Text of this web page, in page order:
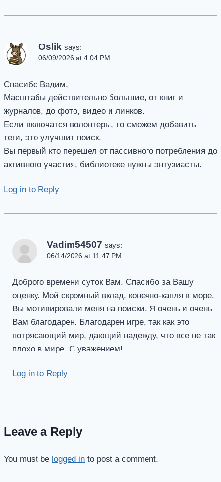
Oslik says:
06/09/2026 at 4:04 PM
Спасибо Вадим,
Масштабы действительно большие, от книг и
журналов, до фото, видео и линков.
Если включатся волонтеры, то сможем добавить
теги, это улучшит поиск.
Вы первый кто перешел от пассивного потребления до
активного участия, библиотеке нужны энтузиасты.
Log in to Reply
Vadim54507 says:
06/14/2026 at 11:47 PM
Доброго времени суток Вам. Спасибо за Вашу
оценку. Мой скромный вклад, конечно-капля в море.
Вы мотивировали меня на поиски. Я очень и очень
Вам благодарен. Благодарен игре, так как это
потрясающий мир, дающий надежду, что все не так
плохо в мире. С уважением!
Log in to Reply
Leave a Reply
You must be logged in to post a comment.